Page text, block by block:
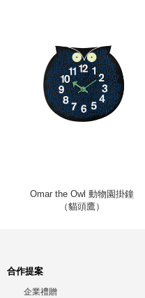
Omar the Owl 動物園掛鐘
（貓頭鷹）
合作提案
企業禮贈